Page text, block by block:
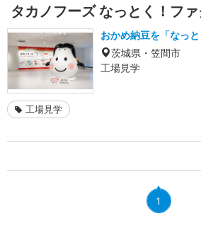
タカノフーズ なっとく！フ
おかめ納豆を「なっ
茨城県・笠間市
工場見学
工場見学
1